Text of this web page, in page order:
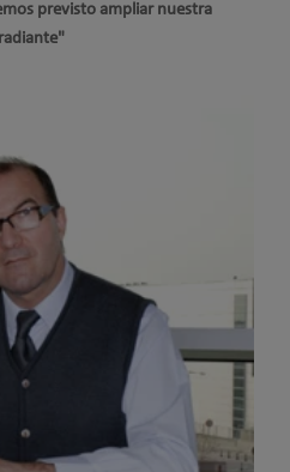
previsto ampliar nuestra